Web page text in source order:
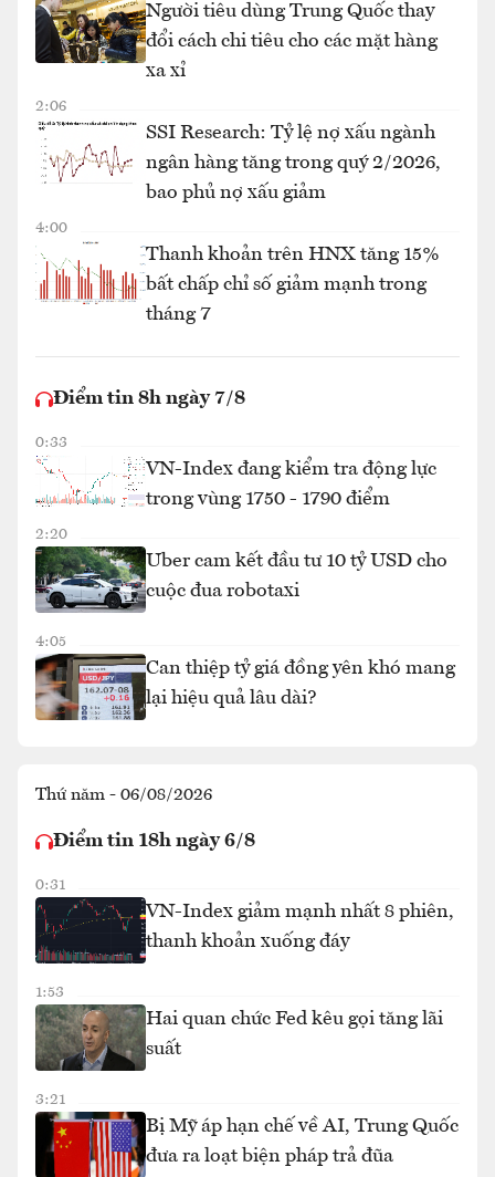
Người tiêu dùng Trung Quốc thay
đổi cách chi tiêu cho các mặt hàng
xa xỉ
2:06
SSI Research: Tỷ lệ nợ xấu ngành
ngân hàng tăng trong quý 2/2026,
bao phủ nợ xấu giảm
4:00
Thanh khoản trên HNX tăng 15%
bất chấp chỉ số giảm mạnh trong
tháng 7
Điểm tin 8h ngày 7/8
0:33
VN-Index đang kiểm tra động lực
trong vùng 1750 - 1790 điểm
2:20
Uber cam kết đầu tư 10 tỷ USD cho
cuộc đua robotaxi
4:05
Can thiệp tỷ giá đồng yên khó mang
lại hiệu quả lâu dài?
Thứ năm - 06/08/2026
Điểm tin 18h ngày 6/8
0:31
VN-Index giảm mạnh nhất 8 phiên,
thanh khoản xuống đáy
1:53
Hai quan chức Fed kêu gọi tăng lãi
suất
3:21
Bị Mỹ áp hạn chế về AI, Trung Quốc
đưa ra loạt biện pháp trả đũa